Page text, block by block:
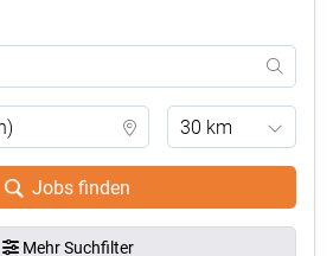
30 km
Jobs finden
Mehr Suchfilter